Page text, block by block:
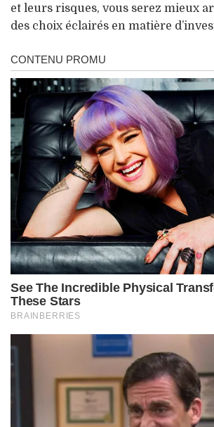
et leurs risques, vous serez mieux
des choix éclairés en matière